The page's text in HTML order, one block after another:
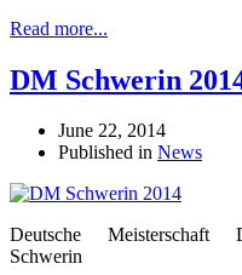
Read more...
DM Schwerin
June 22, 2014
Published in News
Deutsche Meisterschaft
Schwerin